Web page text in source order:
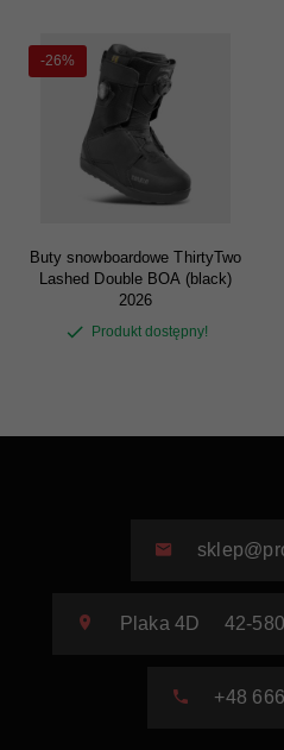
-26%
Buty snowboardowe ThirtyTwo
Lashed Double BOA (black)
2026
Produkt dostępny!
Plaka 4D 42-580
+48